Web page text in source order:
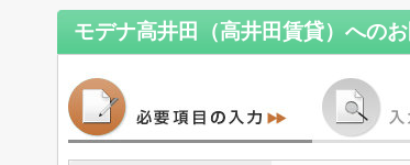
モデナ高井田（高井田賃貸） への